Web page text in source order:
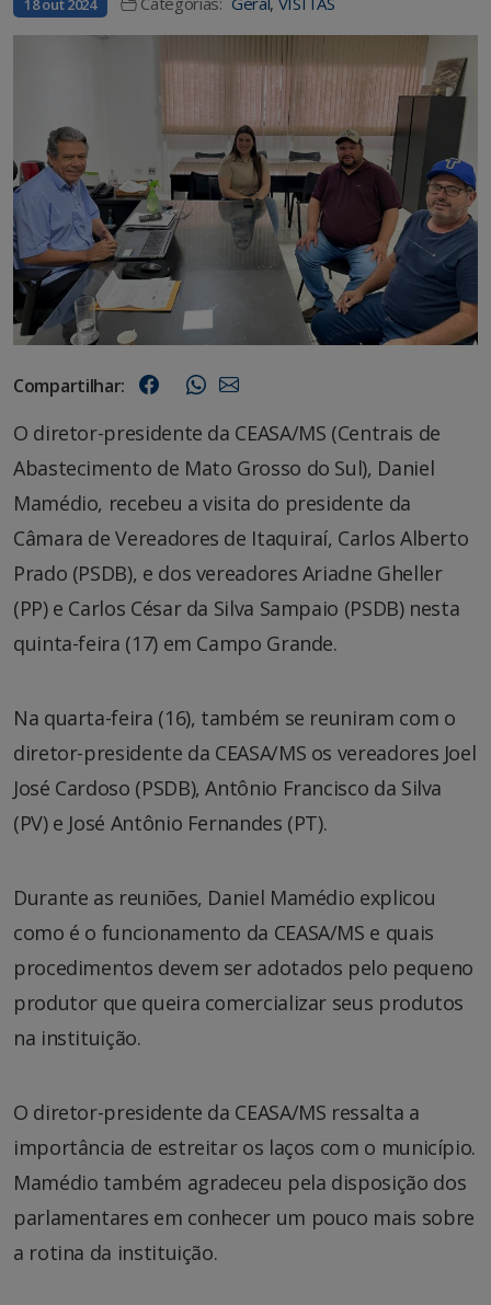
18 out 2024
Compartilhar:
O diretor-presidente da CEASA/MS (Centrais de
Abastecimento de Mato Grosso do Sul), Daniel
Mamédio, recebeu a visita do presidente da
Câmara de Vereadores de Itaquiraí, Carlos Alberto
Prado (PSDB), e dos vereadores Ariadne Gheller
(PP) e Carlos César da Silva Sampaio (PSDB) nesta
quinta-feira (17) em Campo Grande.
Na quarta-feira (16), também se reuniram com o
diretor-presidente da CEASA/MS os vereadores Joel
José Cardoso (PSDB), Antônio Francisco da Silva
(PV) e José Antônio Fernandes (PT).
Durante as reuniões, Daniel Mamédio explicou
como é o funcionamento da CEASA/MS e quais
procedimentos devem ser adotados pelo pequeno
produtor que queira comercializar seus produtos
na instituição.
O diretor-presidente da CEASA/MS ressalta a
importância de estreitar os laços com o município.
Mamédio também agradeceu pela disposição dos
parlamentares em conhecer um pouco mais sobre
a rotina da instituição.